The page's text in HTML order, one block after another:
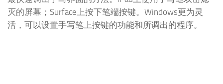
灭的屏幕；Surface上按下笔端按键。Windows更为灵
活，可以设置手写笔上按键的功能和所调出的程序。